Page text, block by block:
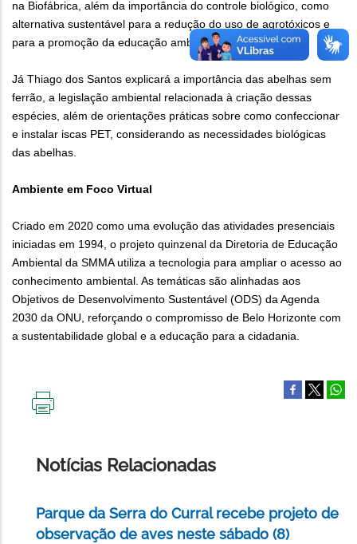
na Biofábrica, além da importância do controle biológico, como
alternativa sustentável para a redução do uso de agrotóxicos e
para a promoção da educação ambiental.
Já Thiago dos Santos explicará a importância das abelhas sem
ferrão, a legislação ambiental relacionada à criação dessas
espécies, além de orientações práticas sobre como confeccionar
e instalar iscas PET, considerando as necessidades biológicas
das abelhas.
Ambiente em Foco Virtual
Criado em 2020 como uma evolução das atividades presenciais
iniciadas em 1994, o projeto quinzenal da Diretoria de Educação
Ambiental da SMMA utiliza a tecnologia para ampliar o acesso ao
conhecimento ambiental. As temáticas são alinhadas aos
Objetivos de Desenvolvimento Sustentável (ODS) da Agenda
2030 da ONU, reforçando o compromisso de Belo Horizonte com
a sustentabilidade global e a educação para a cidadania.
Notícias Relacionadas
Parque da Serra do Curral recebe projeto de
observação de aves neste sábado (8)